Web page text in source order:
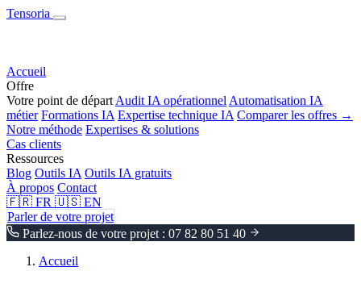
Tensoria
Accueil
Offre
Votre point de départ Audit IA opérationnel Automatisation IA
métier Formations IA Expertise technique IA Comparer les offres →
Notre méthode Expertises & solutions
Cas clients
Ressources
Blog Outils IA Outils IA gratuits
À propos Contact
🇫🇷 FR 🇺🇸 EN
Parler de votre projet
Parlez-nous de votre projet : 07 82 80 51 40
Accueil